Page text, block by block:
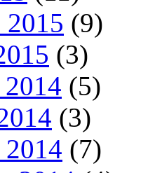
2015 (9)
(3)
(5)
(3)
(7)